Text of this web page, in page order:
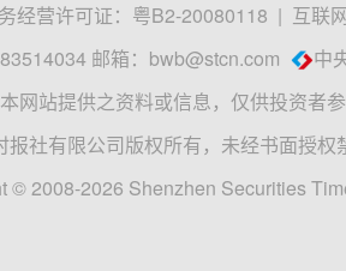
经营许可证：粤B2-20080118 | 互联
邮箱： bwb@stcn.com 中
本网站提供之资料或信息，仅供投资者
报社有限公司版权所有，未经书面授权
© 2008-2026 Shenzhen Securities